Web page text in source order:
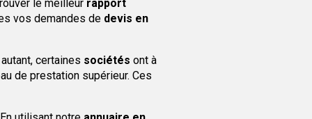
le meilleur rapport
vos demandes de devis en
certaines sociétés ont à
de prestation supérieur. Ces